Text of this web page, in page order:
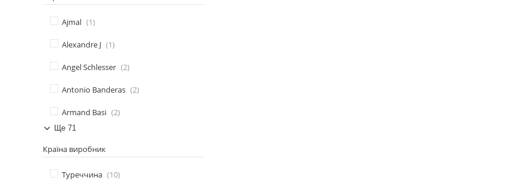
Ajmal 1
Alexandre J 1
Angel Schlesser 2
Antonio Banderas 2
Armand Basi 2
Ще 71
Країна виробник
Туреччина 10